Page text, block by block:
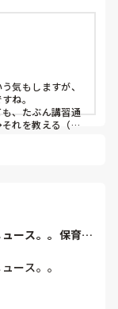
便も職員全員で
、不具合があっ
いいってなって
変そうだし…園
の園は、正規だ
気もしますが、
ね。
、たぶん講習通
れを教える（ア
ース。。保育士
ース。。
。（もちろん虐